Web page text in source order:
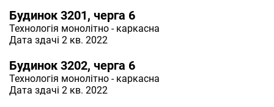
Будинок 3201, черга 6
Технологія монолітно - каркасна
Дата здачі 2 кв. 2022
Будинок 3202, черга 6
Технологія монолітно - каркасна
Дата здачі 2 кв. 2022